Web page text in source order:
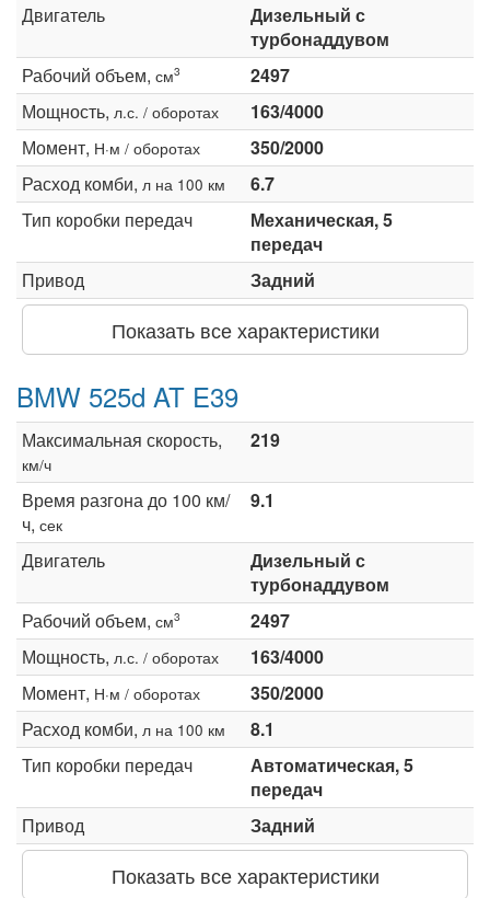
Двигатель
Дизельный с
турбонаддувом
Рабочий объем, см3
2497
Мощность, л.с. / оборотах
163/4000
Момент, Н·м / оборотах
350/2000
Расход комби, л на 100 км
6.7
Тип коробки передач
Механическая, 5
передач
Привод
Задний
Показать все характеристики
BMW 525d AT E39
Максимальная скорость,
км/ч
219
Время разгона до 100 км/
ч, сек
9.1
Двигатель
Дизельный с
турбонаддувом
Рабочий объем, см3
2497
Мощность, л.с. / оборотах
163/4000
Момент, Н·м / оборотах
350/2000
Расход комби, л на 100 км
8.1
Тип коробки передач
Автоматическая, 5
передач
Привод
Задний
Показать все характеристики